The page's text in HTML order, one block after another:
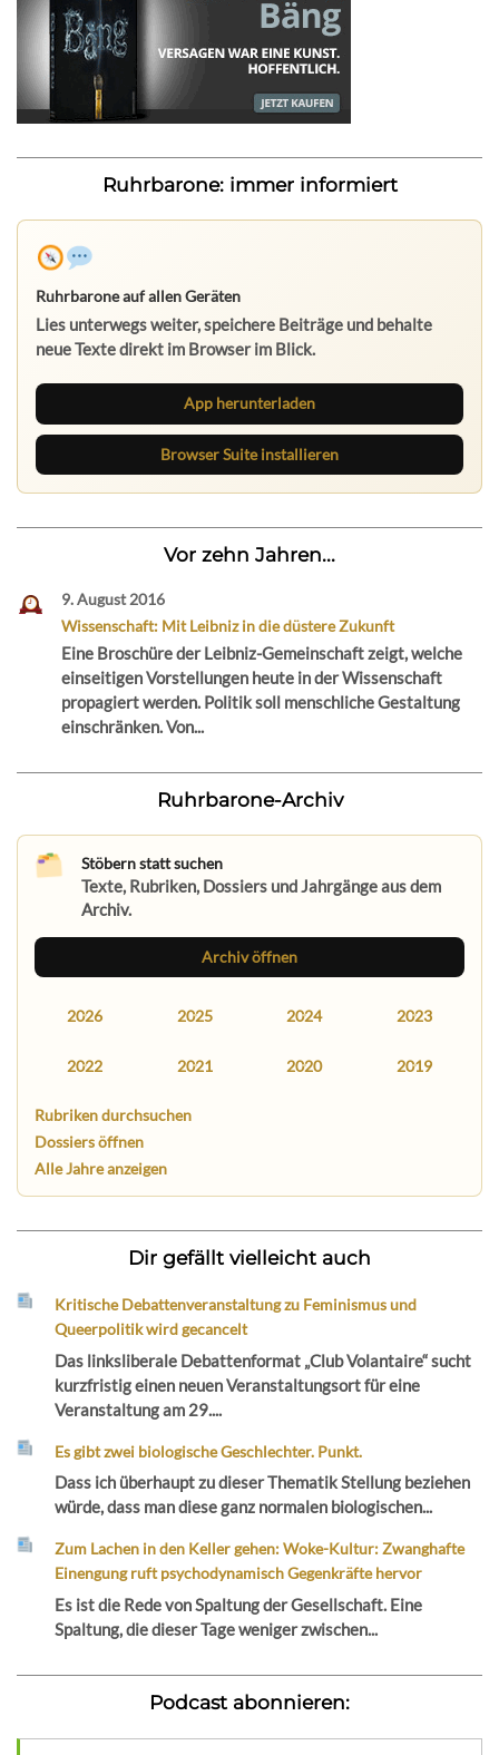
Ruhrbarone: immer informiert
Ruhrbarone auf allen Geräten
Lies unterwegs weiter, speichere Beiträge und behalte
neue Texte direkt im Browser im Blick.
App herunterladen
Browser Suite installieren
Vor zehn Jahren...
9. August 2016
Wissenschaft: Mit Leibniz in die düstere Zukunft
Eine Broschüre der Leibniz-Gemeinschaft zeigt, welche
einseitigen Vorstellungen heute in der Wissenschaft
propagiert werden. Politik soll menschliche Gestaltung
einschränken. Von...
Ruhrbarone-Archiv
Stöbern statt suchen
Texte, Rubriken, Dossiers und Jahrgänge aus dem
Archiv.
Archiv öffnen
2026 2025 2024 2023
2022 2021 2020 2019
Rubriken durchsuchen
Dossiers öffnen
Alle Jahre anzeigen
Dir gefällt vielleicht auch
Kritische Debattenveranstaltung zu Feminismus und
Queerpolitik wird gecancelt
Das linksliberale Debattenformat „Club Volantaire“ sucht
kurzfristig einen neuen Veranstaltungsort für eine
Veranstaltung am 29....
Es gibt zwei biologische Geschlechter. Punkt.
Dass ich überhaupt zu dieser Thematik Stellung beziehen
würde, dass man diese ganz normalen biologischen...
Zum Lachen in den Keller gehen: Woke-Kultur: Zwanghafte
Einengung ruft psychodynamisch Gegenkräfte hervor
Es ist die Rede von Spaltung der Gesellschaft. Eine
Spaltung, die dieser Tage weniger zwischen...
Podcast abonnieren: